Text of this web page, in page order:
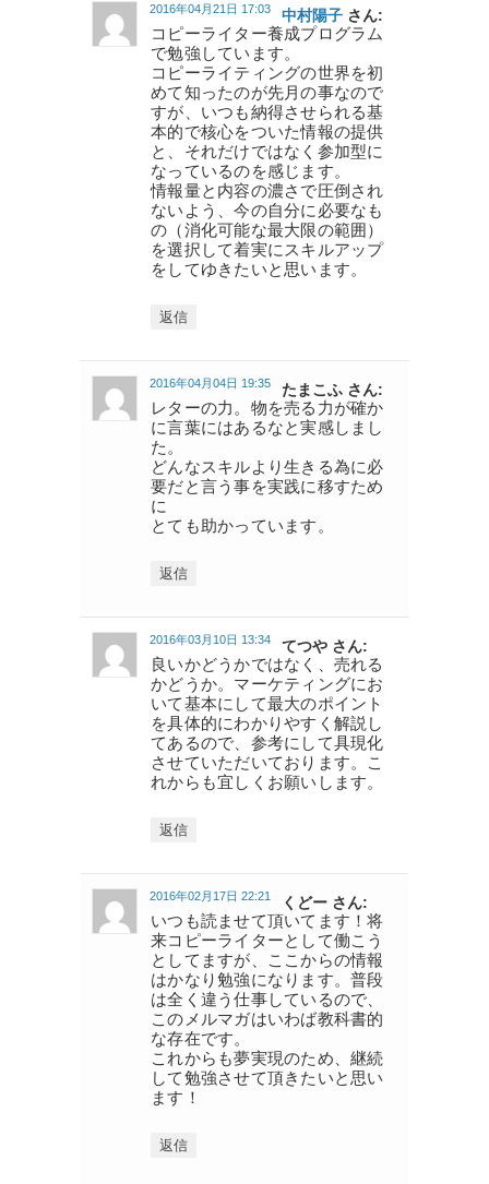
中村陽子 さん:
2016年04月21日 17:03
コピーライター養成プログラム
で勉強しています。
コピーライティングの世界を初
めて知ったのが先月の事なので
すが、いつも納得させられる基
本的で核心をついた情報の提供
と、それだけではなく参加型に
なっているのを感じます。
情報量と内容の濃さで圧倒され
ないよう、今の自分に必要なも
の（消化可能な最大限の範囲）
を選択して着実にスキルアップ
をしてゆきたいと思います。
返信
たまこふ さん:
2016年04月04日 19:35
レターの力。物を売る力が確か
に言葉にはあるなと実感しまし
た。
どんなスキルより生きる為に必
要だと言う事を実践に移すため
に
とても助かっています。
返信
てつや さん:
2016年03月10日 13:34
良いかどうかではなく、売れる
かどうか。マーケティングにお
いて基本にして最大のポイント
を具体的にわかりやすく解説し
てあるので、参考にして具現化
させていただいております。こ
れからも宜しくお願いします。
返信
くどー さん:
2016年02月17日 22:21
いつも読ませて頂いてます！将
来コピーライターとして働こう
としてますが、ここからの情報
はかなり勉強になります。普段
は全く違う仕事しているので、
このメルマガはいわば教科書的
な存在です。
これからも夢実現のため、継続
して勉強させて頂きたいと思い
ます！
返信